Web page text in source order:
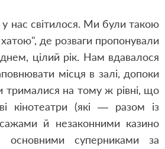
у нас світилося. Ми були такою
де розваги пропонували
цілий рік. Нам вдавалося
місця в залі, допоки
трималися на тому ж рівні, що
кінотеатри (які — разом із
й незаконними казино
суперниками за